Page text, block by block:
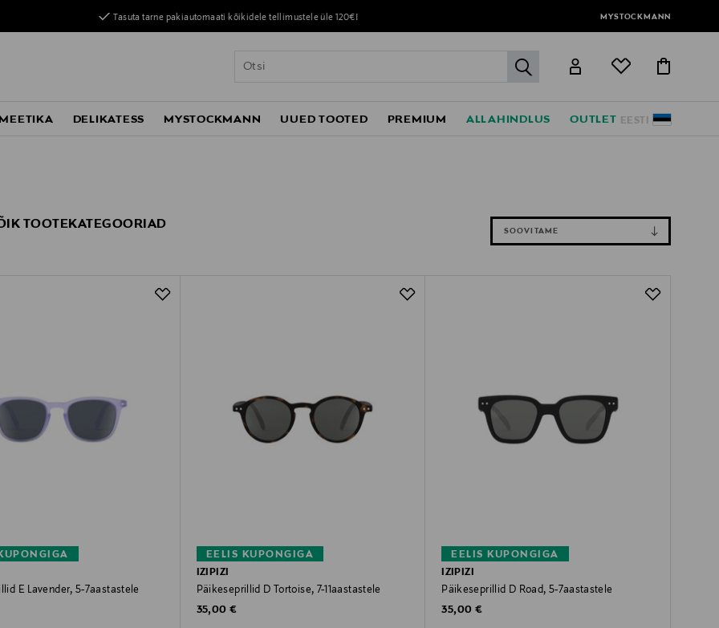
Tasuta tarne pakiautomaati kõikidele tellimustele üle 120€! MYSTOCKMANN
label.header.go
EESTI
DELIKATESS MYSTOCKMANN UUED TOOTED PREMIUM ALLAHINDLUS OUTLET
TOOTEKATEGOORIAD SOOVITAME
E Lavender, 5-7aastastele
EELIS KUPONGIGA
IZIPIZI
Päikeseprillid D Tortoise, 7-11aastastele
Original Price
35,00 €
EELIS KUPONGIGA
IZIPIZI
Päikeseprillid D Road, 5-7aastastele
Original Price
35,00 €